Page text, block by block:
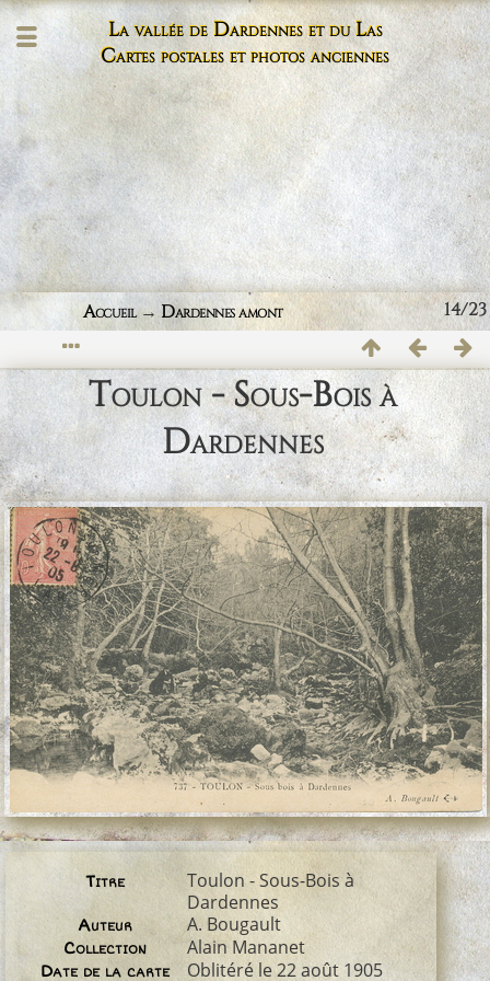
La vallée de Dardennes et du Las
Cartes postales et photos anciennes
14/23
Accueil→Dardennes amont
Toulon - Sous-Bois à
Dardennes
Titre
Toulon - Sous-Bois à
Dardennes
Auteur A. Bougault
Collection Alain Mananet
Date de la carte
Oblitéré le 22 août 1905